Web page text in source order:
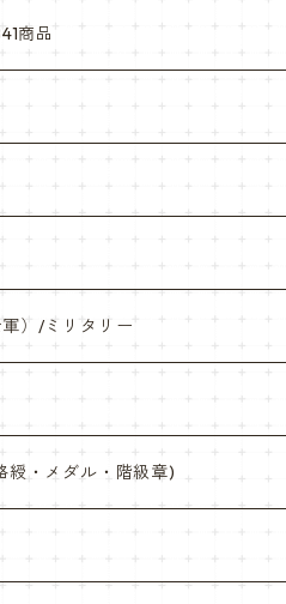
商品
UV加工）
ン
リー・スマホケース
テリー
）/ミリタリー
綬・メダル・階級章)
ダル等